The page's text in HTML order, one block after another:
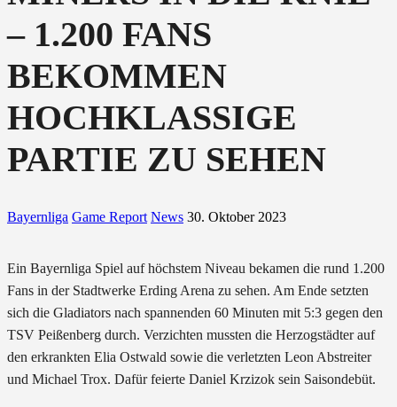
– 1.200 FANS
BEKOMMEN
HOCHKLASSIGE
PARTIE ZU SEHEN
Bayernliga Game Report News 30. Oktober 2023
Ein Bayernliga Spiel auf höchstem Niveau bekamen die rund 1.200
Fans in der Stadtwerke Erding Arena zu sehen. Am Ende setzten
sich die Gladiators nach spannenden 60 Minuten mit 5:3 gegen den
TSV Peißenberg durch. Verzichten mussten die Herzogstädter auf
den erkrankten Elia Ostwald sowie die verletzten Leon Abstreiter
und Michael Trox. Dafür feierte Daniel Krzizok sein Saisondebüt.